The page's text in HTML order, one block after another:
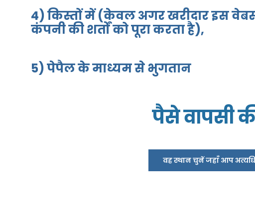
4) किस्तों में (केवल अगर खरीदार इस
कंपनी की शर्तों को पूरा करता है),
5) पेपैल के माध्यम से भुगतान
पैसे वापसी
वह स्थान चुनें जहाँ आप